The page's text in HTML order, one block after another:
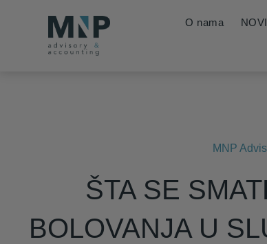
O nama
MNP
ŠTA SE
BOLOVANJA U